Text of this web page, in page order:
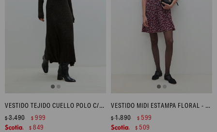
VESTIDO TEJIDO CUELLO POLO C/CIERRE - VERDE OLIVA
$3.490 $ 999
$ 849
VESTIDO MIDI ESTAMPA FLORAL - BORDO
$1.890 $ 599
$ 509